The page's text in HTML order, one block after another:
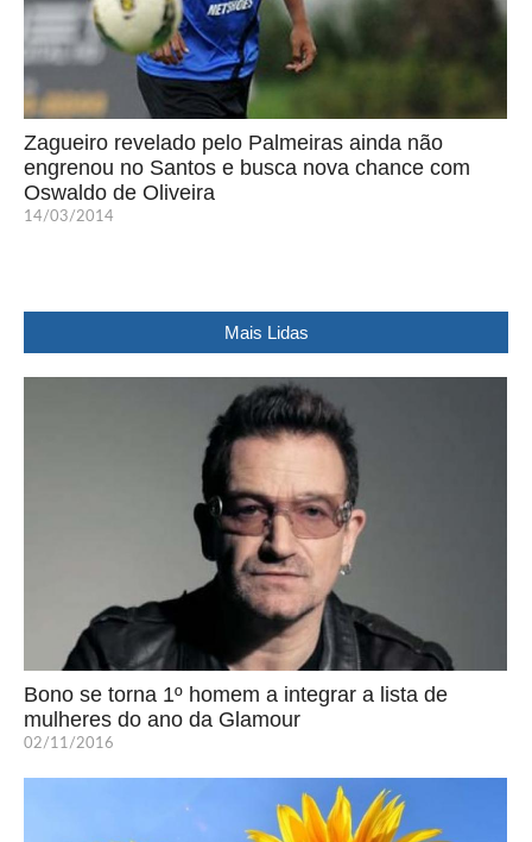
Zagueiro revelado pelo Palmeiras ainda não
engrenou no Santos e busca nova chance com
Oswaldo de Oliveira
14/03/2014
Mais Lidas
Bono se torna 1º homem a integrar a lista de
mulheres do ano da Glamour
02/11/2016